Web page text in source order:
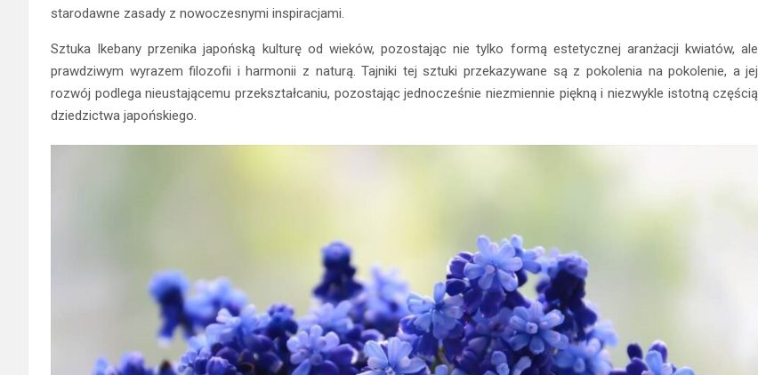
starodawne zasady z nowoczesnymi inspiracjami.
Sztuka Ikebany przenika japońską kulturę od wieków, pozostając nie tylko formą estetycznej aranżacji kwiatów, ale
prawdziwym wyrazem filozofii i harmonii z naturą. Tajniki tej sztuki przekazywane są z pokolenia na pokolenie, a jej
rozwój podlega nieustającemu przekształcaniu, pozostając jednocześnie niezmiennie piękną i niezwykle istotną częścią
dziedzictwa japońskiego.